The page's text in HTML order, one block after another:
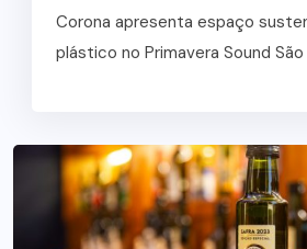
Corona apresenta espaço
plástico no Primavera Sound